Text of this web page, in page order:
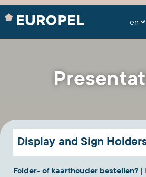
Display and Sign
Folder- of kaarthouder bestellen?|